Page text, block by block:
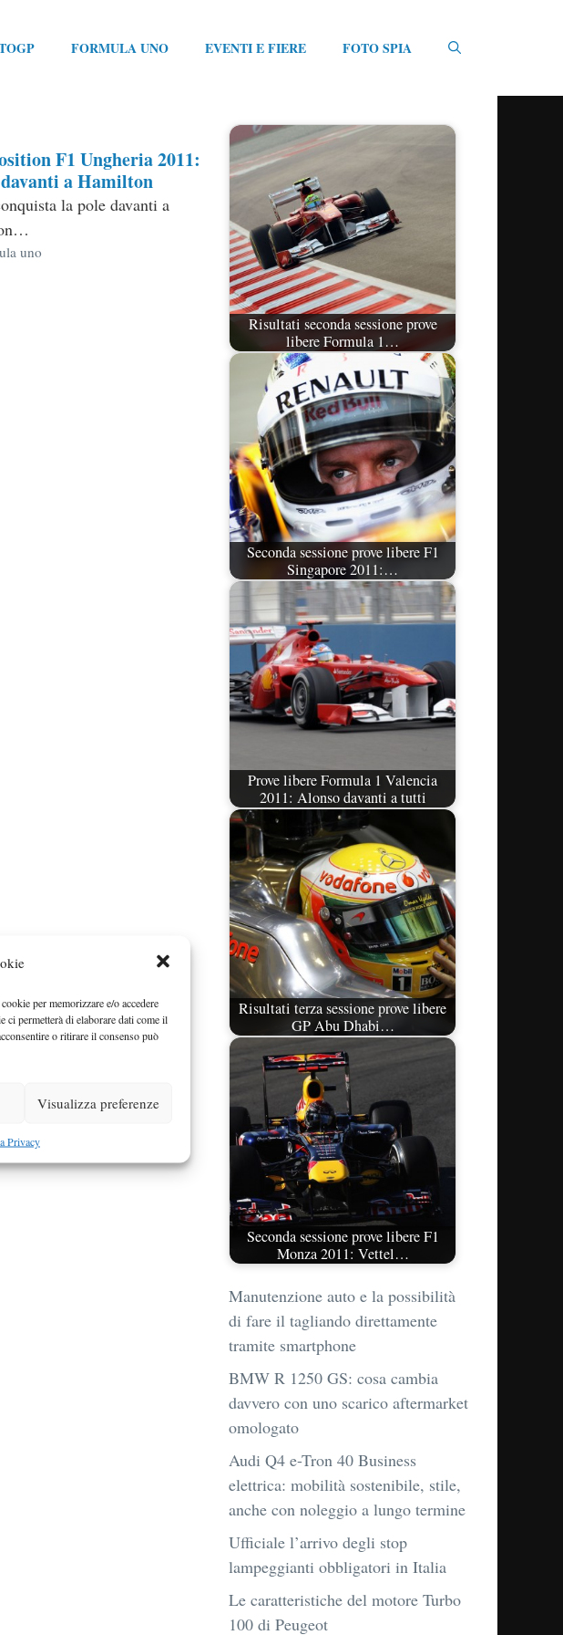
per memorizzare e/o accedere
permetterà di elaborare dati come il
o ritirare il consenso può
Visualizza preferenze
Privacy
FORMULA UNO EVENTI E FIERE FOTO SPIA
F1 Ungheria 2011:
a Hamilton
la pole davanti a
uno
Risultati seconda sessione prove
libere Formula 1…
Seconda sessione prove libere F1
Singapore 2011:…
Prove libere Formula 1 Valencia
2011: Alonso davanti a tutti
Risultati terza sessione prove libere
GP Abu Dhabi…
Seconda sessione prove libere F1
Monza 2011: Vettel…
Manutenzione auto e la possibilità
di fare il tagliando direttamente
tramite smartphone
BMW R 1250 GS: cosa cambia
davvero con uno scarico aftermarket
omologato
Audi Q4 e-Tron 40 Business
elettrica: mobilità sostenibile, stile,
anche con noleggio a lungo termine
Ufficiale l’arrivo degli stop
lampeggianti obbligatori in Italia
Le caratteristiche del motore Turbo
100 di Peugeot